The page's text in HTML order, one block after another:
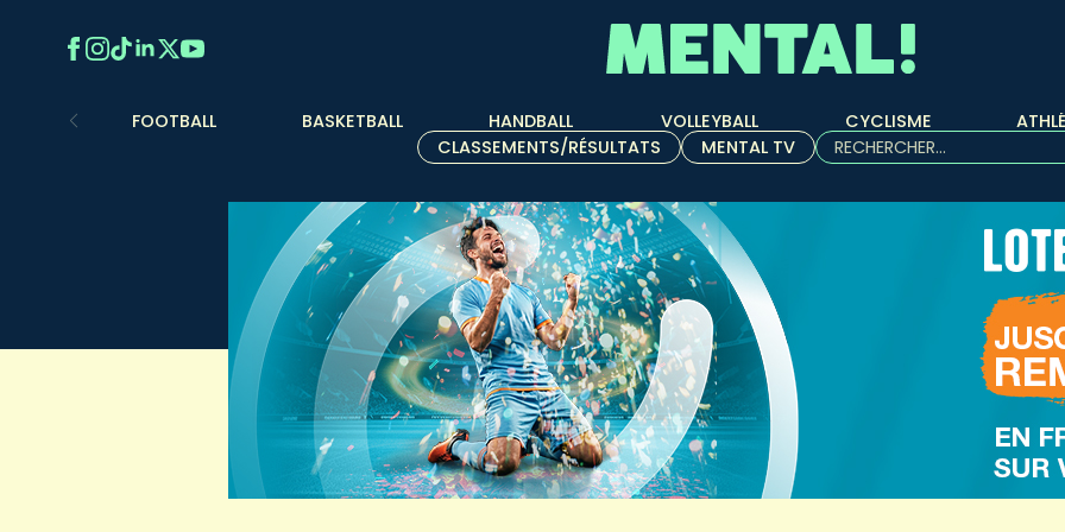
FOOTBALL BASKETBALL HANDBALL VOLLEYBALL CYCLISME
CLASSEMENTS/RÉSULTATS
MENTAL TV
Rechercher :